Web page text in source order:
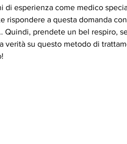
di esperienza come medico
rispondere a questa domanda
Quindi, prendete un bel respiro,
verità su questo metodo di